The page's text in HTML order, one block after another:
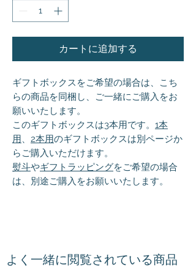
カートに追加する
ギフトボックスをご希望の場合は、こち
らの商品を同梱し、ご一緒にご購入をお
願いいたします。
このギフトボックスは3本用です。 1本
用 、 2本用のギフトボックスは別ページか
らご購入いただけます。
熨斗やギフトラッピングをご希望の場合
は、別途ご購入をお願いいたします。
【注意事項】
こちらは、商品を梱包するギフトボッ
よく一緒に閲覧されている商品